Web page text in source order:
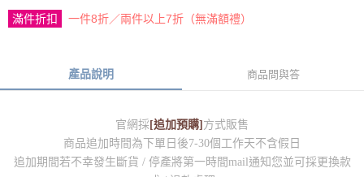
滿件折扣 一件8折／兩件以上7折（無滿額禮）
產品說明 商品問與答
官網採 [追加預購] 方式販售
商品追加時間為下單日後7-30個工作天不含假日
追加期間若不幸發生斷貨 / 停產將第一時間mail通知您並可採更換款